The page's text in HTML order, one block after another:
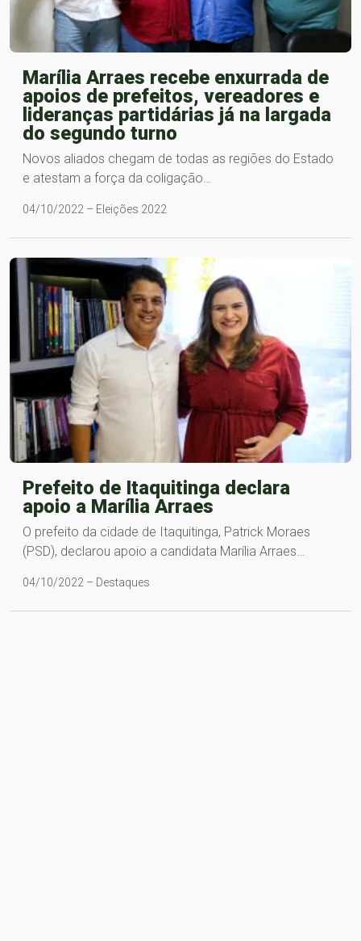
Marília Arraes recebe enxurrada de
apoios de prefeitos, vereadores e
lideranças partidárias já na largada
do segundo turno
Novos aliados chegam de todas as regiões do Estado
e atestam a força da coligação…
04/10/2022 – Eleições 2022
Prefeito de Itaquitinga declara
apoio a Marília Arraes
O prefeito da cidade de Itaquitinga, Patrick Moraes
(PSD), declarou apoio a candidata Marília Arraes…
04/10/2022 – Destaques